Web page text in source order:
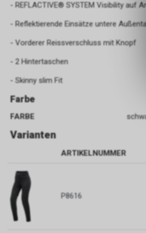
- REFLACTIVE® SYSTEM Visibility auf
- Reflektierende Einsätze untere
- Vorderer Reissverschluss mit Knopf
- 2 Hintertaschen
- Skinny slim Fit
Farbe
FARBE
Varianten
ARTIKELNUMMER
P8616